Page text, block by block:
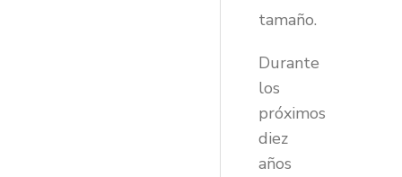
tamaño.
Durante
los
próximos
diez
años